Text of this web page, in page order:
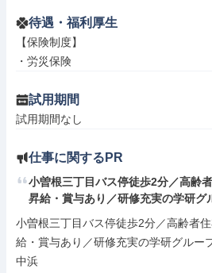
待遇・福利厚生
【保険制度】
・労災保険
試用期間
試用期間なし
仕事に関するPR
小曽根三丁目バス停徒歩2分／高齢
昇給・賞与あり／研修充実の学研グ
小曽根三丁目バス停徒歩2分／高齢者
給・賞与あり／研修充実の学研グルー
中浜